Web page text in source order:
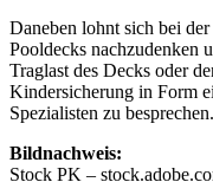
Daneben lohnt sich bei
Pooldecks nachzudenken
Traglast des Decks oder
Kindersicherung in Form
Spezialisten zu besprechen.
Bildnachweis:
Stock PK –